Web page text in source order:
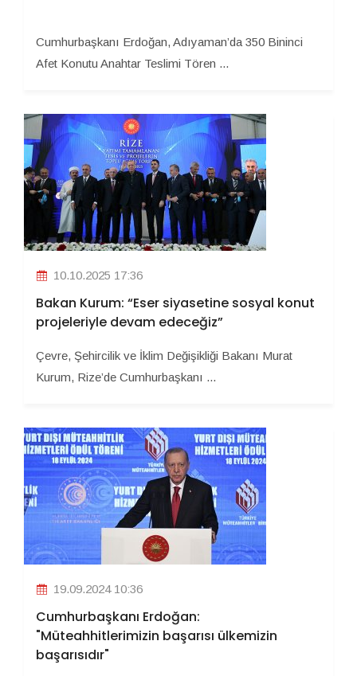
Cumhurbaşkanı Erdoğan, Adıyaman’da 350 Bininci
Afet Konutu Anahtar Teslimi Tören ...
10.10.2025 17:36
Bakan Kurum: “Eser siyasetine sosyal konut
projeleriyle devam edeceğiz”
Çevre, Şehircilik ve İklim Değişikliği Bakanı Murat
Kurum, Rize’de Cumhurbaşkanı ...
19.09.2024 10:36
Cumhurbaşkanı Erdoğan:
"Müteahhitlerimizin başarısı ülkemizin
başarısıdır"